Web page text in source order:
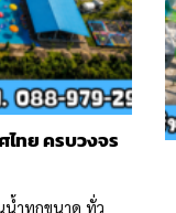
ทย ครบวงจร
น้ำทุกขนาด ทั่ว